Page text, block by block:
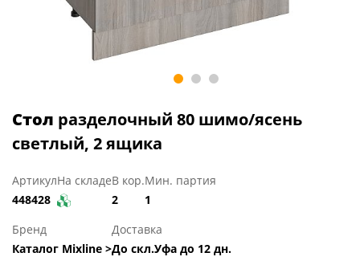
Стол разделочный 80 шимо/ясень
светлый, 2 ящика
Артикул
448428
На складеВ кор.
2
Мин. партия
1
Бренд
Каталог Mixline >
Доставка
До скл.Уфа до 12 дн.